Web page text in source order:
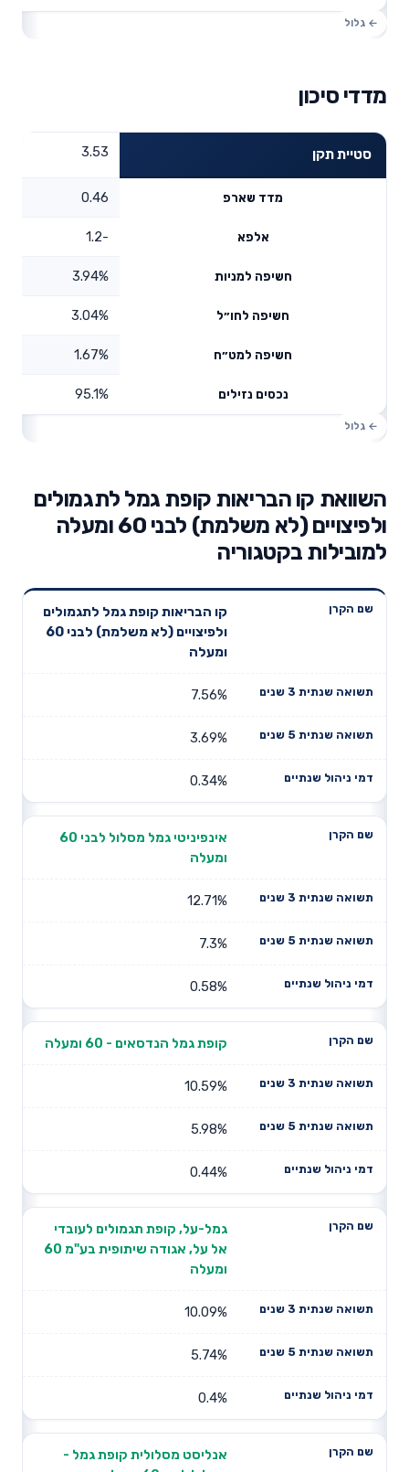
מדדי סיכון
סטיית תקן 3.53
מדד שארפ 0.46
אלפא -1.2
חשיפה למניות 3.94%
חשיפה לחו״ל 3.04%
חשיפה למט״ח 1.67%
נכסים נזילים 95.1%
השוואת קו הבריאות קופת גמל לתגמולים
ולפיצויים (לא משלמת) לבני 60 ומעלה
למובילות בקטגוריה
שנתית 3
תשואה
שנתית 5
דמי ניהול
שנתיים
קו הבריאות קופת גמל לתגמולים
ולפיצויים (לא משלמת) לבני 60
ומעלה
7.56%
3.69%
0.34%
אינפיניטי גמל מסלול לבני 60
ומעלה
12.71%
7.3%
0.58%
קופת גמל הנדסאים - 60 ומעלה
10.59%
5.98%
0.44%
גמל-על, קופת תגמולים לעובדי
אל על, אגודה שיתופית בע"מ 60
ומעלה
10.09%
5.74%
0.4%
אנליסט מסלולית קופת גמל -